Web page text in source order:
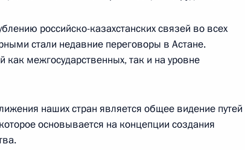
завершения Года
дворец «Украина»
российско-казахстанских связей во всех
стали недавние переговоры в Астане.
как межгосударственных, так и на уровне
наших стран является общее видение путей
основывается на концепции создания